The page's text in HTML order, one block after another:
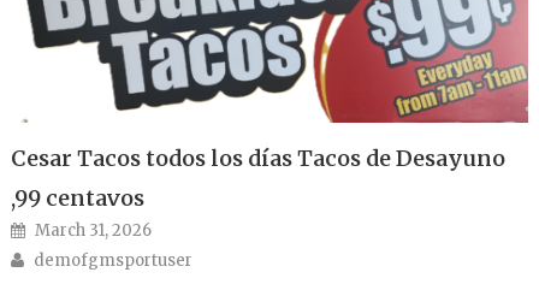
Cesar Tacos todos los días Tacos de Desayuno
,99 centavos
Posted on
March 31, 2026
Author
demofgmsportuser